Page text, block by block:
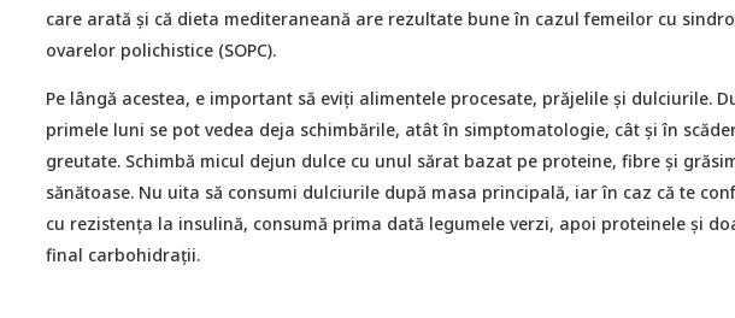
care arată și că dieta mediteraneană are rezultate bune în cazul femeilor cu
ovarelor polichistice (SOPC).
Pe lângă acestea, e important să eviți alimentele procesate, prăjelile și dulciurile.
primele luni se pot vedea deja schimbările, atât în simptomatologie, cât și în
greutate. Schimbă micul dejun dulce cu unul sărat bazat pe proteine, fibre și
sănătoase. Nu uita să consumi dulciurile după masa principală, iar în caz că te
cu rezistența la insulină, consumă prima dată legumele verzi, apoi proteinele și
final carbohidrații.